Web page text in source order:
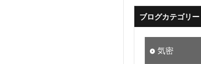
ブログカテゴリー
気密